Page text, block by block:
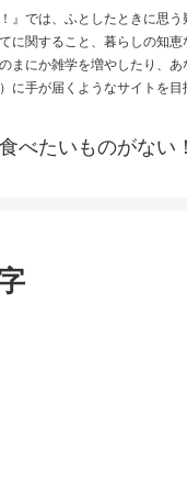
』では、ふとしたときに思
に関すること、暮らしの知
まにか雑学を増やしたり、
に手が届くようなサイトを目
食べたいものがない！